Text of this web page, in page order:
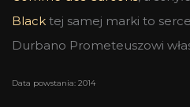
Black tej samej marki to
Durbano Prometeuszowi
Data powstania: 2014